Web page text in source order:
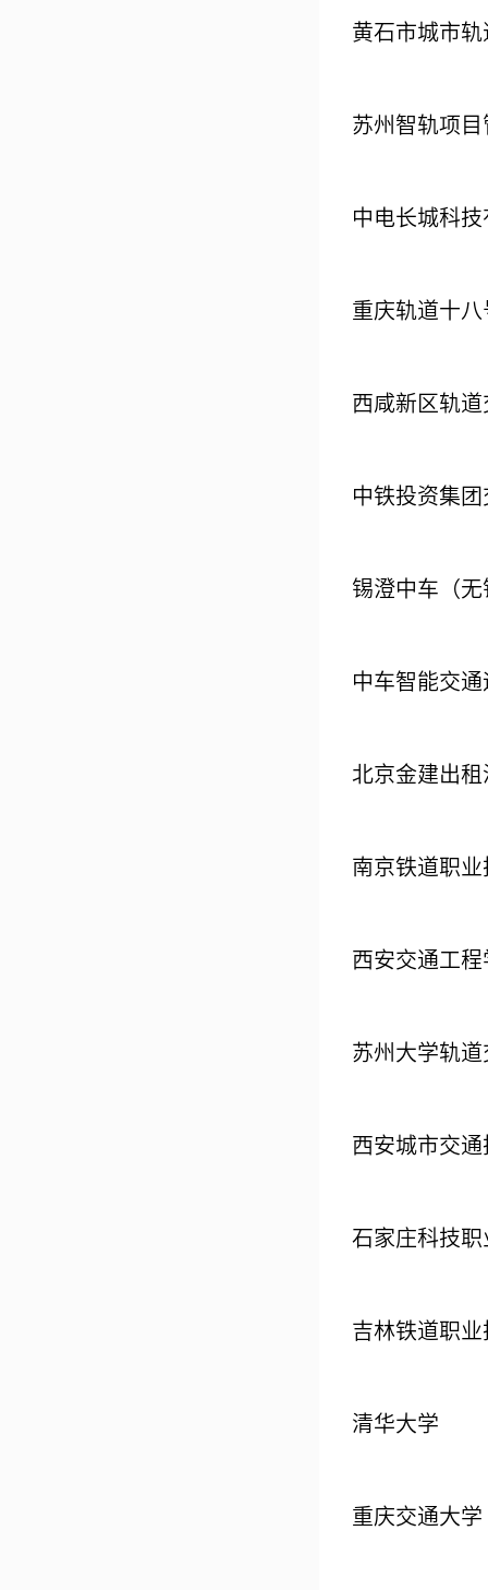
黄石市城市
苏州智轨项
中电长城科
重庆轨道十
西咸新区轨
中铁投资集
锡澄中车（
中车智能交
北京金建出
南京铁道职
西安交通工程
苏州大学轨
西安城市交
石家庄科技职
吉林铁道职
清华大学
重庆交通大学